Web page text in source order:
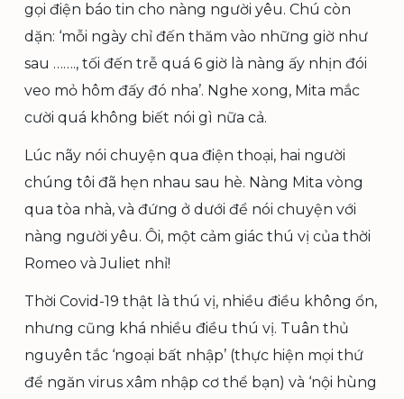
gọi điện báo tin cho nàng người yêu. Chú còn
dặn: ‘mỗi ngày chỉ đến thăm vào những giờ như
sau ……., tối đến trễ quá 6 giờ là nàng ấy nhịn đói
veo mỏ hôm đấy đó nha’. Nghe xong, Mita mắc
cười quá không biết nói gì nữa cả.
Lúc nãy nói chuyện qua điện thoại, hai người
chúng tôi đã hẹn nhau sau hè. Nàng Mita vòng
qua tòa nhà, và đứng ở dưới để nói chuyện với
nàng người yêu. Ôi, một cảm giác thú vị của thời
Romeo và Juliet nhỉ!
Thời Covid-19 thật là thú vị, nhiều điều không ổn,
nhưng cũng khá nhiều điều thú vị. Tuân thủ
nguyên tắc ‘ngoại bất nhập’ (thực hiện mọi thứ
để ngăn virus xâm nhập cơ thể bạn) và ‘nội hùng